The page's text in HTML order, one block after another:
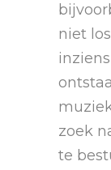
niet
zoek
te